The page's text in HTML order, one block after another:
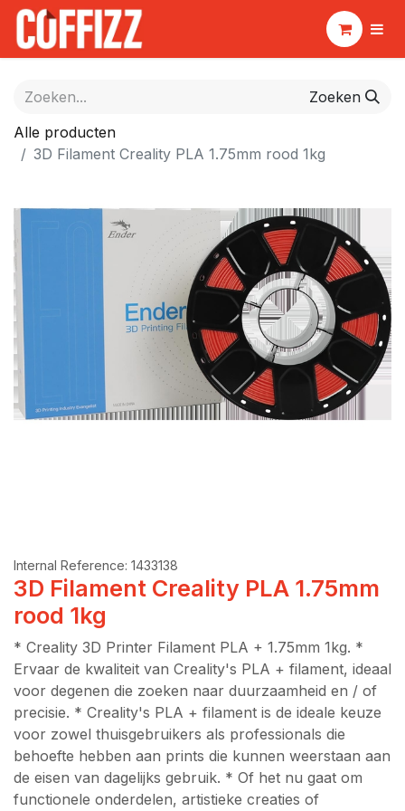
Zoeken
Alle producten
3D Filament Creality PLA 1.75mm rood 1kg
Internal Reference: 1433138
3D Filament Creality PLA 1.75mm
rood 1kg
* Creality 3D Printer Filament PLA + 1.75mm 1kg. *
Ervaar de kwaliteit van Creality's PLA + filament, ideaal
voor degenen die zoeken naar duurzaamheid en / of
precisie. * Creality's PLA + filament is de ideale keuze
voor zowel thuisgebruikers als professionals die
behoefte hebben aan prints die kunnen weerstaan aan
de eisen van dagelijks gebruik. * Of het nu gaat om
functionele onderdelen, artistieke creaties of